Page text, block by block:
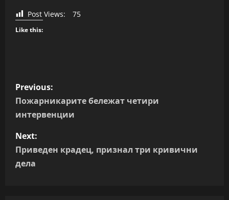
Post Views: 75
Like this:
P
o
t
n
Previous:
Пожарникарите бележат четири
интервенции
Next:
Приведен крадец, признал три кривични
дела